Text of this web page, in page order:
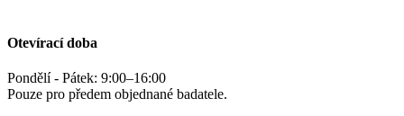
Otevírací doba
Pondělí - Pátek: 9:00–16:00
Pouze pro předem objednané badatele.